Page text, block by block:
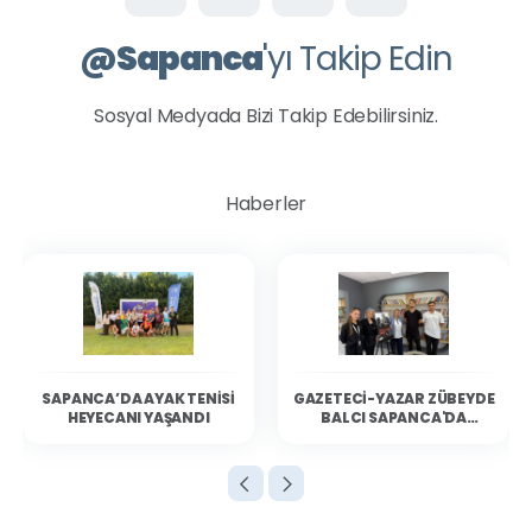
@Sapanca'yı Takip Edin
Sosyal Medyada Bizi Takip Edebilirsiniz.
Haberler
SAPANCA’DA AYAK TENISI
HEYECANI YAŞANDI
GAZETECI-YAZAR ZÜBEYDE
BALCI SAPANCA'DA